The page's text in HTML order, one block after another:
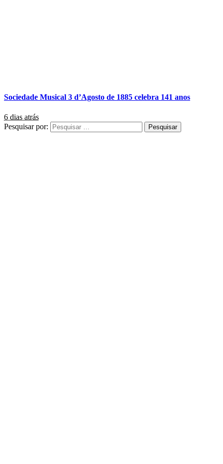
Sociedade Musical 3 d’Agosto de 1885 celebra 141 anos
6 dias atrás
Pesquisar por: